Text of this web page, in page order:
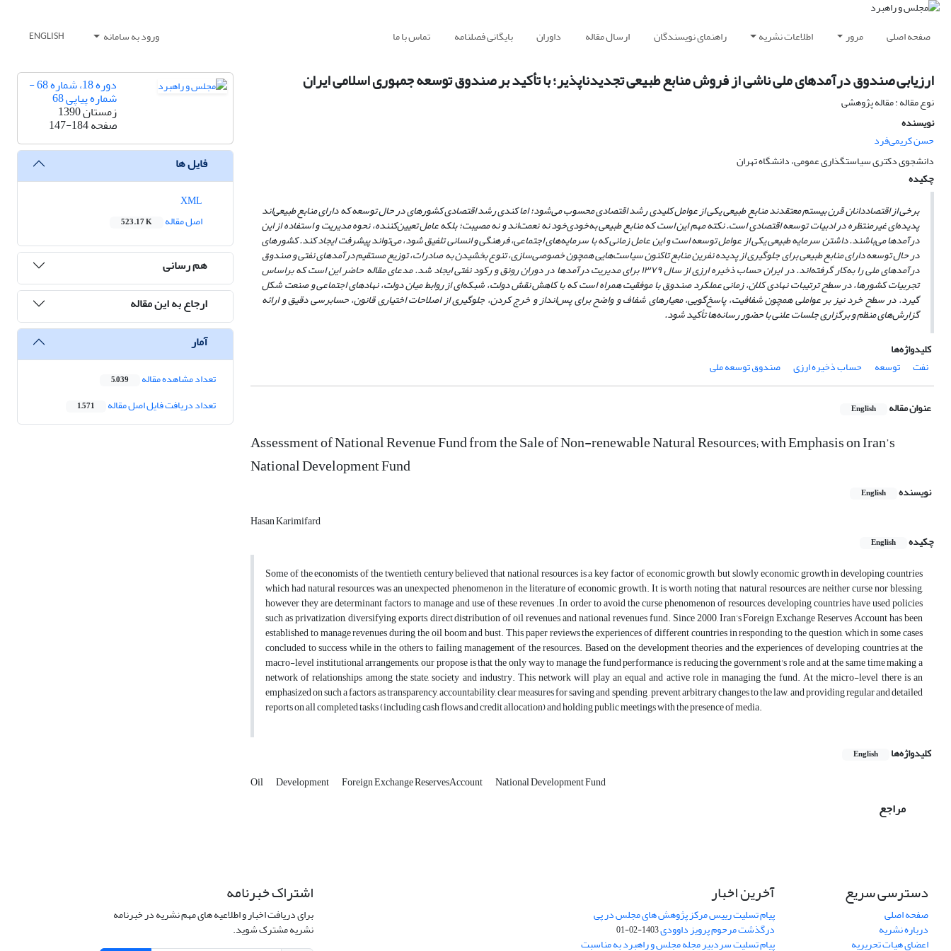
صفحه اصلی مرور اطلاعات نشریه راهنمای نویسندگان ارسال مقاله داوران بایگانی فصلنامه تماس با ما ورود به سامانه ENGLISH
ارزیابی صندوق درآمدهای ملی ناشی از فروش منابع طبیعی تجدید‌ناپذیر؛ با تأکید بر صندوق توسعه جمهوری اسلامی ایران
نوع مقاله : مقاله پژوهشی
نویسنده
حسن کریمی‌فرد
دانشجوی دکتری سیاستگذاری عمومی، دانشگاه تهران
چکیده
برخی از اقتصاددانان قرن بیستم معتقدند منابع طبیعی یکی از عوامل کلیدی رشد اقتصادی محسوب می‌شود؛ اما کندی رشد اقتصادی کشورهای در حال توسعه که دارای منابع طبیعی‌اند
پدیده‌ای غیرمنتظره در ادبیات توسعه اقتصادی است. نکته مهم این است که منابع طبیعی به‌خودی‌خود نه نعمت‌اند و نه مصیبت؛ بلکه عامل تعیین‌کننده، نحوه مدیریت و استفاده از این
درآمدها می‌باشند. داشتن سرمایه طبیعی یکی از عوامل توسعه است و این عامل زمانی که با سرمایه‌های اجتماعی، فرهنگی و انسانی تلفیق شود، می‌تواند پیشرفت ایجاد کند. کشورهای
در حال توسعه دارای منابع طبیعی برای جلوگیری از پدیده نفرین منابع تاکنون سیاست‌هایی همچون خصوصی‌سازی، تنوع بخشیدن به صادرات، توزیع مستقیم درآمدهای نفتی و صندوق
درآمدهای ملی را به‌کار گرفته‌اند. در ایران حساب ذخیره ارزی از سال ۱۳۷۹ برای مدیریت درآمدها در دوران رونق و رکود نفتی ایجاد شد. مدعای مقاله حاضر این است که براساس
تجربیات کشورها، در سطح ترتیبات نهادی کلان، زمانی عملکرد صندوق با موفقیت همراه است که با کاهش نقش دولت، شبکه‌ای از روابط میان دولت، نهادهای اجتماعی و صنعت شکل
گیرد. در سطح خرد نیز بر عواملی همچون شفافیت، پاسخ‌گویی، معیارهای شفاف و واضح برای پس‌انداز و خرج کردن، جلوگیری از اصلاحات اختیاری قانون، حسابرسی دقیق و ارائه
گزارش‌های منظم و برگزاری جلسات علنی با حضور رسانه‌ها تأکید ‌شود.
کلیدواژه‌ها
نفت
توسعه حساب ذخیره ارزی صندوق توسعه ملی
عنوان مقاله English
Assessment of National Revenue Fund from the Sale of Non-renewable Natural Resources; with Emphasis on Iran’s
National Development Fund
نویسنده English
Hasan Karimifard
چکیده
English
Some of the economists of the twentieth century believed that national resources is a key factor of economic growth, but slowly economic growth in developing countries
which had natural resources was an unexpected phenomenon in the literature of economic growth. It is worth noting that natural resources are neither curse nor blessing,
however they are determinant factors to manage and use of these revenues .In order to avoid the curse phenomenon of resources, developing countries have used policies
such as privatization, diversifying exports, direct distribution of oil revenues and national revenues fund. Since 2000, Iran’s Foreign Exchange Reserves Account has been
established to manage revenues during the oil boom and bust. This paper reviews the experiences of different countries in responding to the question, which in some cases
concluded to success while in the others to failing management of the resources. Based on the development theories and the experiences of developing countries at the
macro-level institutional arrangements, our propose is that the only way to manage the fund performance is reducing the government's role and at the same time making a
network of relationships among the state, society and industry. This network will play an equal and active role in managing the fund. At the micro-level there is an
emphasized on such a factors as transparency, accountability, clear measures for saving and spending , prevent arbitrary changes to the law, and providing regular and detailed
reports on all completed tasks (including cash flows and credit allocation) and holding public meetings with the presence of media.
کلیدواژه‌ها English
Oil Development Foreign Exchange ReservesAccount National Development Fund
مراجع
دوره 18، شماره 68 -
شماره پیاپی 68
زمستان 1390
صفحه147-184
فایل ها
اصل مقاله
523.17 K
هم رسانی
ارجاع به این مقاله
آمار
تعداد مشاهده مقاله 5,039
تعداد دریافت فایل اصل مقاله 1,571
دسترسی سریع
صفحه اصلی
درباره نشریه
اعضای هیات تحریریه
آخرین اخبار
پیام تسلیت رییس مرکز پژوهش های مجلس در پی
درگذشت مرحوم پرویز داوودی1403-02-01
پیام تسلیت سردبیر مجله مجلس و راهبرد به مناسبت
اشتراک خبرنامه
برای دریافت اخبار و اطلاعیه های مهم نشریه در خبرنامه
نشریه مشترک شوید.